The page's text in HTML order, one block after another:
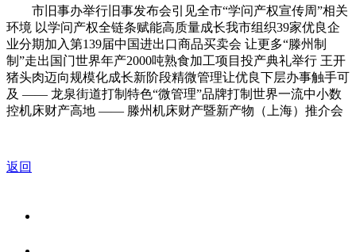
市旧事办举行旧事发布会引见全市“学问产权宣传周”相关
环境 以学问产权全链条赋能高质量成长我市组织39家优良企
业分期加入第139届中国进出口商品买卖会 让更多“滕州制
制”走出国门世界年产2000吨熟食加工项目投产典礼举行 王开
猪头肉迈向规模化成长新阶段精微管理让优良下层办事触手可
及 —— 龙泉街道打制特色“微管理”品牌打制世界一流中小数
控机床财产高地 —— 滕州机床财产暨新产物（上海）推介会
返回